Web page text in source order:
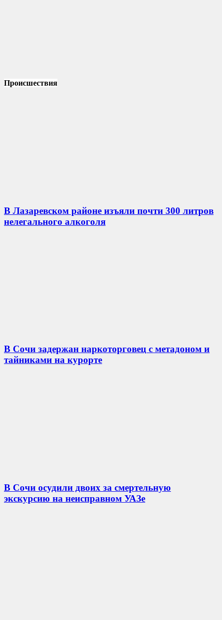
Происшествия
В Лазаревском районе изъяли почти 300 литров
нелегального алкоголя
В Сочи задержан наркоторговец с метадоном и
тайниками на курорте
В Сочи осудили двоих за смертельную
экскурсию на неисправном УАЗе